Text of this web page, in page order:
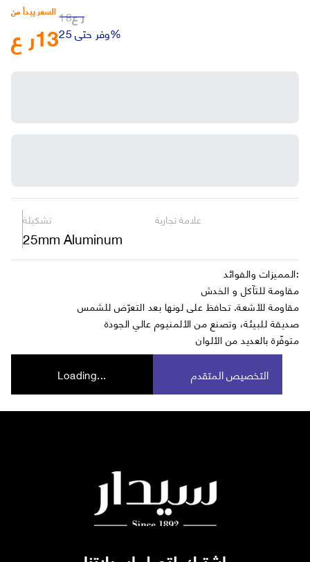
السعر يبدأ من
ر ع13
ر ع18
وفر حتى 25%
تشكيلة
25mm Aluminum
علامة تجارية
المميزات والفوائد:
مقاومة للتآكل و الخدش
مقاومة للأشعة. تحافظ على لونها بعد التعرّض للشمس
صديقة للبيئة، وتصنع من الألمنيوم عالي الجودة
متوفّرة بالعديد من الألوان
Loading... التخصيص المتقدم